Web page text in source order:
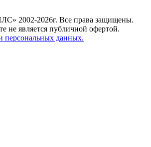
2002-2026г. Все права защищены.
не является публичной офертой.
персональных данных.